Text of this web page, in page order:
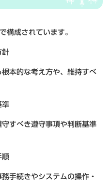
構成されています。
針
本的な考え方や、維持すべ
準
すべき遵守事項や判断基準
順
手続きやシステムの操作・